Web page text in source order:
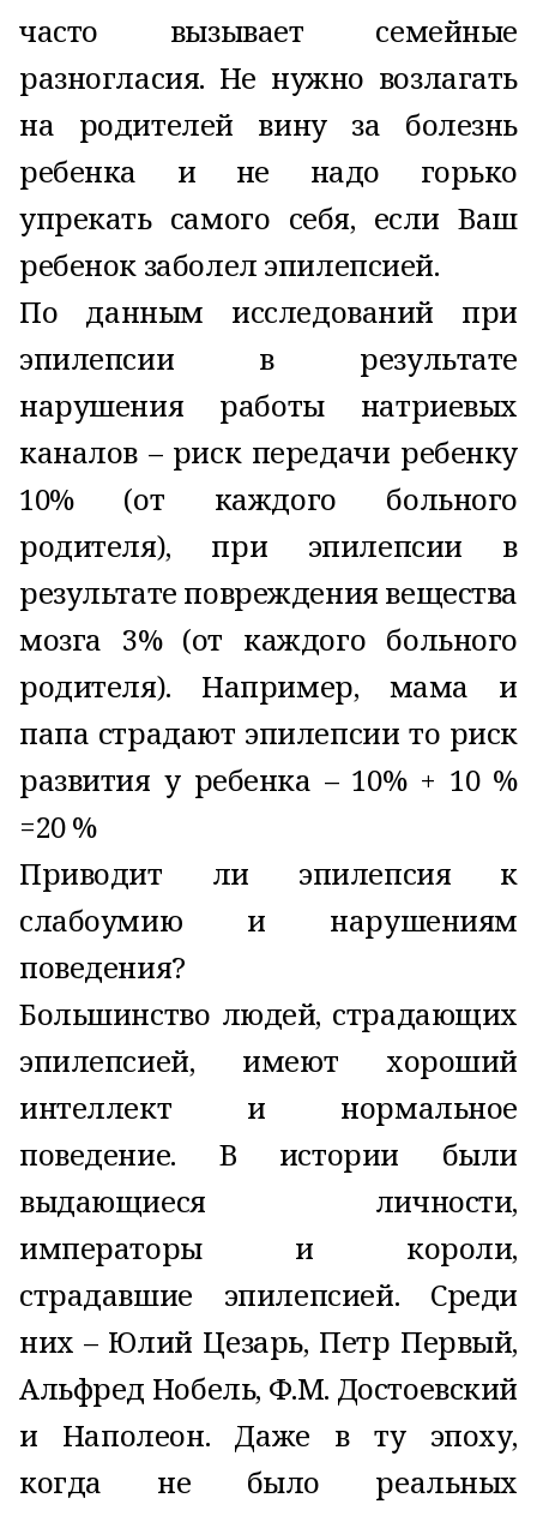
часто вызывает семейные
разногласия. Не нужно возлагать
на родителей вину за болезнь
ребенка и не надо горько
упрекать самого себя, если Ваш
ребенок заболел эпилепсией.
По данным исследований при
эпилепсии в результате
нарушения работы натриевых
каналов – риск передачи ребенку
10% (от каждого больного
родителя), при эпилепсии в
результате повреждения вещества
мозга 3% (от каждого больного
родителя). Например, мама и
папа страдают эпилепсии то риск
развития у ребенка – 10% + 10 %
=20 %
Приводит ли эпилепсия к
слабоумию и нарушениям
поведения?
Большинство людей, страдающих
эпилепсией, имеют хороший
интеллект и нормальное
поведение. В истории были
выдающиеся личности,
императоры и короли,
страдавшие эпилепсией. Среди
них – Юлий Цезарь, Петр Первый,
Альфред Нобель, Ф.М. Достоевский
и Наполеон. Даже в ту эпоху,
когда не было реальных